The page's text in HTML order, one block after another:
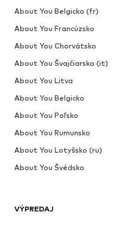
VÝPREDAJ
About You Belgicko (fr)
About You Francúzsko
About You Chorvátsko
About You Švajčiarsko (it)
About You Litva
About You Belgicko
About You Poľsko
About You Rumunsko
About You Lotyšsko (ru)
About You Švédsko